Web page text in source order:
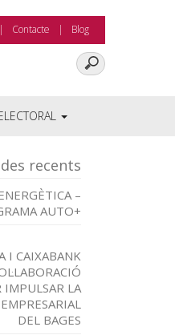
Contacte Blog
recents
–
AUTO+
I CAIXABANK
IMPULSAR LA
DEL BAGES